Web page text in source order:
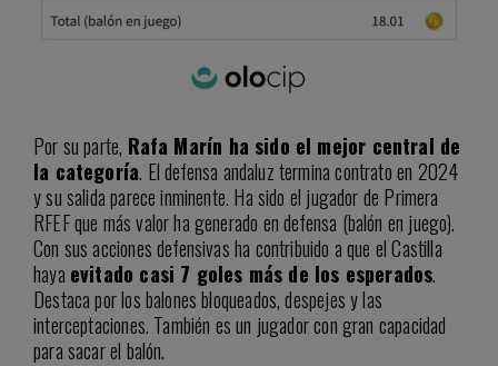
Por su parte, Rafa Marín ha sido el mejor central de
la categoría. El defensa andaluz termina contrato en 2024
y su salida parece inminente. Ha sido el jugador de Primera
RFEF que más valor ha generado en defensa (balón en juego).
Con sus acciones defensivas ha contribuido a que el Castilla
haya evitado casi 7 goles más de los esperados.
Destaca por los balones bloqueados, despejes y las
interceptaciones. También es un jugador con gran capacidad
para sacar el balón.